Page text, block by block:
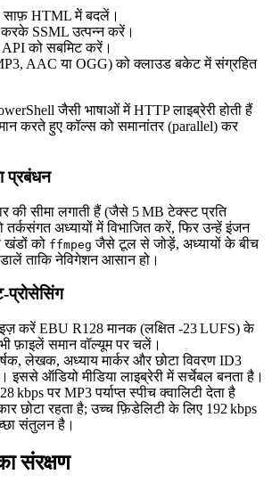
HTML में बदलें।
करके SSML उत्पन्न करें।
को सबमिट करें।
AAC या OGG) को क्लाउड बकेट में संग्रहित
जैसी भाषाओं में HTTP लाइब्रेरी होती हैं
करते हुए कॉल्स को समानांतर (parallel) कर
प्रबंधन
की सीमा लगाती हैं (जैसे 5 MB टेक्स्ट प्रति
अध्यायों में विभाजित करें, फिर उन्हें इंजन
खंडों को ffmpeg जैसे टूल से जोड़ें, अध्यायों के बीच
ताकि नेविगेशन आसान हो।
करें EBU R128 मानक (लक्षित -23 LUFS) के
फ़ाइलें समान वॉल्यूम पर चलें।
लेखक, अध्याय मार्कर और छोटा विवरण ID3
इससे ऑडियो मीडिया लाइब्रेरी में सर्चेबल बनता है।
kbps पर MP3 पर्याप्त स्पीच क्वालिटी देता है
छोटा रहता है; उच्च फ़िडेलिटी के लिए 192 kbps
संतुलन है।
संरक्षण